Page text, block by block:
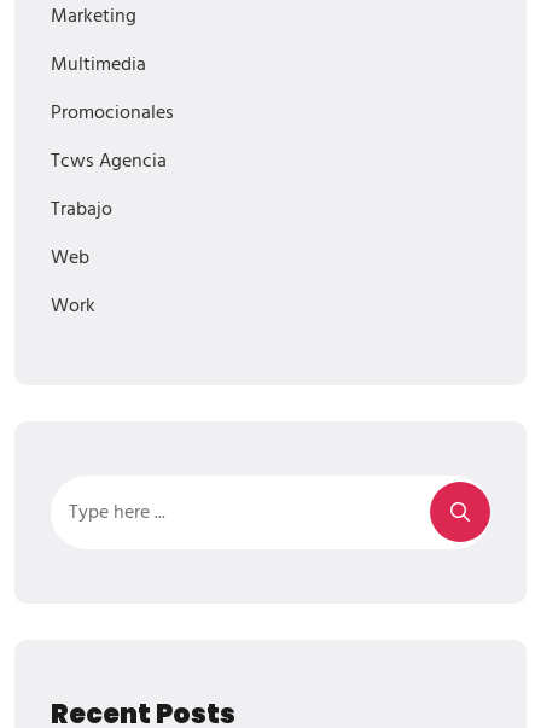
Marketing
Multimedia
Promocionales
Tcws Agencia
Trabajo
Web
Work
Recent Posts